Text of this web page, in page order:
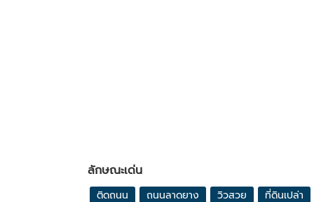
ลักษณะเด่น
ติดถนน ถนนลาดยาง วิวสวย ที่ดินเปล่า